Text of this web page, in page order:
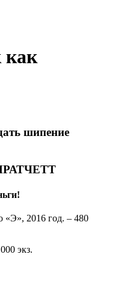
шипение
«Э», 2016 год. – 480
экз.